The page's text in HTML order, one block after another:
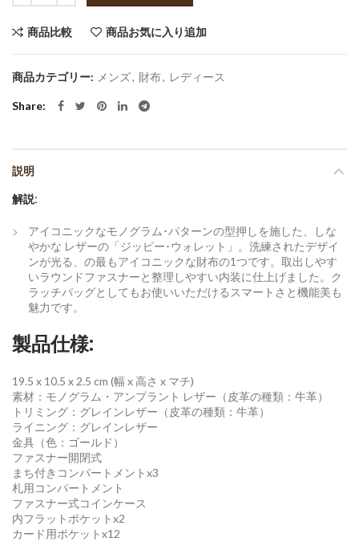
商品比較 商品お気に入り追加
商品カテゴリー: メンズ, 財布, レディース
Share
説明
解説:
アイコニックなモノグラム･パターンの型押しを施した、しな
やかな レザーの「ジッピー･ウォレット」。洗練されたデザイ
ンが光る、の最もアイコニックな財布の1つです。取出しやす
いラウンドファスナーと整理しやすい内装に仕上げました。ク
ラッチバッグとしてもお使いいただけるスマートさと機能美も
魅力です。
製品仕様:
19.5 x 10.5 x 2.5 cm (幅 x 高さ x マチ)
素材：モノグラム・アンプラント レザー（皮革の種類：牛革）
トリミング：グレインレザー（皮革の種類：牛革）
ライニング：グレインレザー
金具（色：ゴールド）
ファスナー開閉式
まち付きコンパートメントx3
札用コンパートメント
ファスナー式コインケース
内フラットポケットx2
カード用ポケットx12